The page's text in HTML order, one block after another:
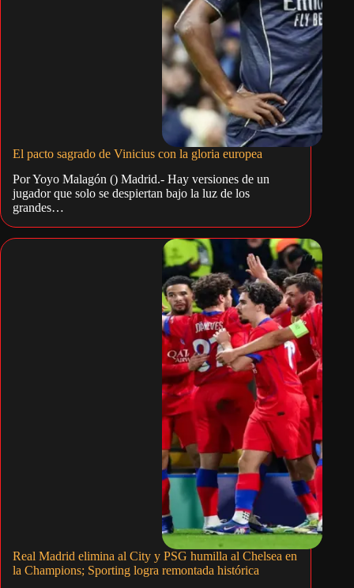
El pacto sagrado de Vinicius con la gloria europea
Por Yoyo Malagón () Madrid.- Hay versiones de un
jugador que solo se despiertan bajo la luz de los
grandes…
Real Madrid elimina al City y PSG humilla al Chelsea en
la Champions; Sporting logra remontada histórica